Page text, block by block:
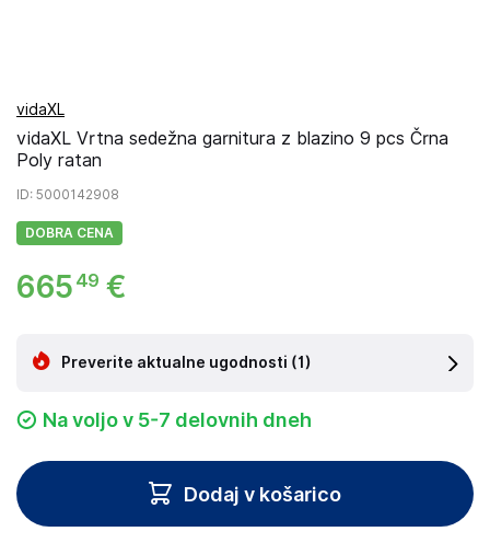
vidaXL
vidaXL Vrtna sedežna garnitura z blazino 9 pcs Črna
Poly ratan
ID: 5000142908
DOBRA CENA
665 49 €
Preverite aktualne ugodnosti (1)
Na voljo v 5-7 delovnih dneh
Dodaj v košarico